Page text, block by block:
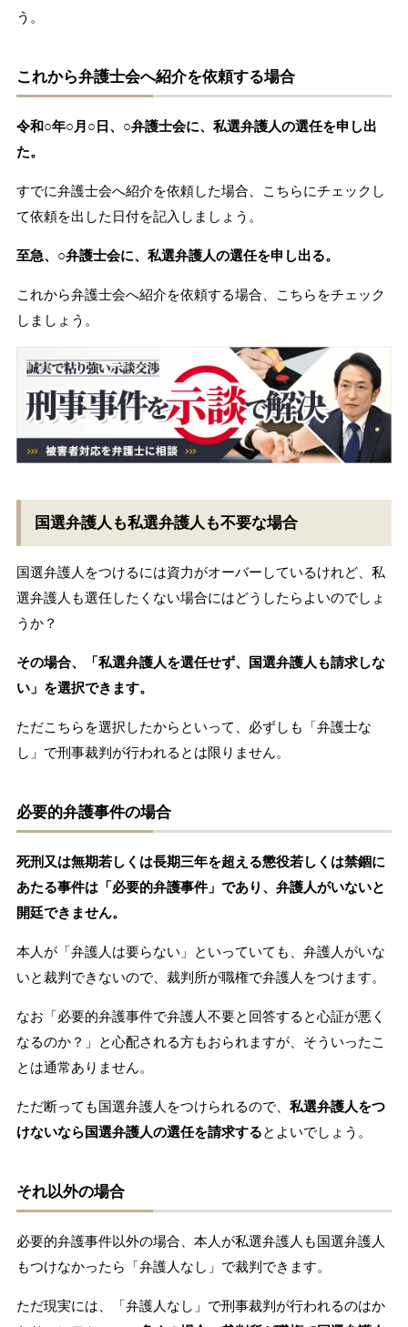
う。
これから弁護士会へ紹介を依頼する場合
令和○年○月○日、○弁護士会に、私選弁護人の選任を申し出
た。
すでに弁護士会へ紹介を依頼した場合、こちらにチェックし
て依頼を出した日付を記入しましょう。
至急、○弁護士会に、私選弁護人の選任を申し出る。
これから弁護士会へ紹介を依頼する場合、こちらをチェック
しましょう。
国選弁護人も私選弁護人も不要な場合
国選弁護人をつけるには資力がオーバーしているけれど、私
選弁護人も選任したくない場合にはどうしたらよいのでしょ
うか？
その場合、「私選弁護人を選任せず、国選弁護人も請求しな
い」を選択できます。
ただこちらを選択したからといって、必ずしも「弁護士な
し」で刑事裁判が行われるとは限りません。
必要的弁護事件の場合
死刑又は無期若しくは長期三年を超える懲役若しくは禁錮に
あたる事件は「必要的弁護事件」であり、弁護人がいないと
開廷できません。
本人が「弁護人は要らない」といっていても、弁護人がいな
いと裁判できないので、裁判所が職権で弁護人をつけます。
なお「必要的弁護事件で弁護人不要と回答すると心証が悪く
なるのか？」と心配される方もおられますが、そういったこ
とは通常ありません。
ただ断っても国選弁護人をつけられるので、 私選弁護人をつ
けないなら国選弁護人の選任を請求するとよいでしょう。
それ以外の場合
必要的弁護事件以外の場合、本人が私選弁護人も国選弁護人
もつけなかったら「弁護人なし」で裁判できます。
ただ現実には、「弁護人なし」で刑事裁判が行われるのはか